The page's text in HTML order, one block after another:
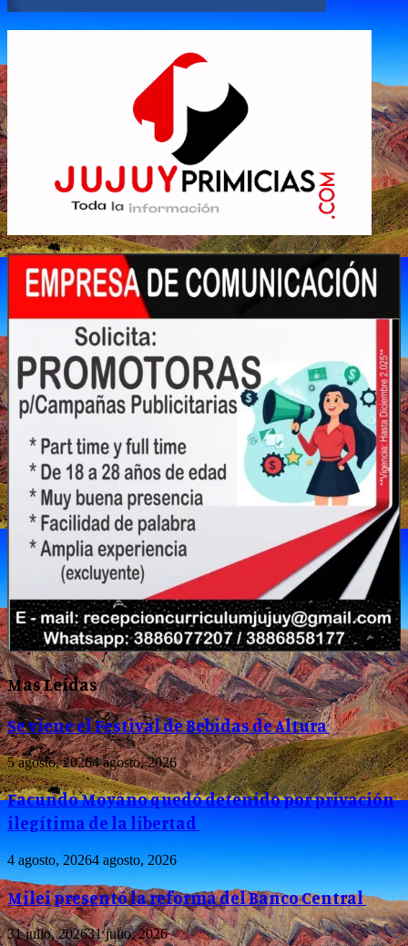
Mas Leídas
Se viene el Festival de Bebidas de Altura
5 agosto, 20264 agosto, 2026
Facundo Moyano quedó detenido por privación
ilegítima de la libertad
4 agosto, 20264 agosto, 2026
Milei presentó la reforma del Banco Central
31 julio, 202631 julio, 2026